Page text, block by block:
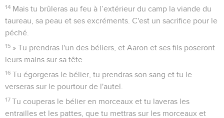
14 Mais tu brûleras au feu à l’extérieur du camp la viande du
taureau, sa peau et ses excréments. C'est un sacrifice pour le
péché.
15 » Tu prendras l'un des béliers, et Aaron et ses fils poseront
leurs mains sur sa tête.
16 Tu égorgeras le bélier, tu prendras son sang et tu le
verseras sur le pourtour de l'autel.
17 Tu couperas le bélier en morceaux et tu laveras les
entrailles et les pattes, que tu mettras sur les morceaux et